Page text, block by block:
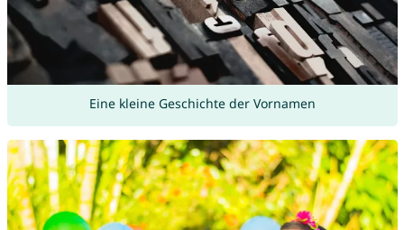
Eine kleine Geschichte der Vornamen